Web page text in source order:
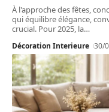
À l'approche des fêtes,
qui équilibre élégance,
crucial. Pour 2025, la…
Décoration Interieure 30/